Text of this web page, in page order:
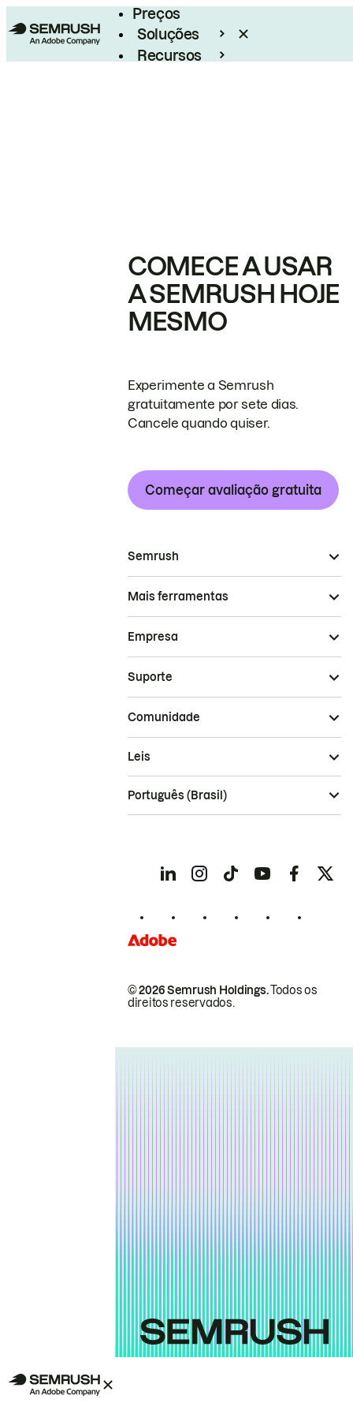
Preços
Soluções
Recursos
COMECE A USAR
A SEMRUSH HOJE
MESMO
Experimente a Semrush
gratuitamente por sete dias.
Cancele quando quiser.
Começar avaliação gratuita
Semrush
Mais ferramentas
Empresa
Suporte
Comunidade
© 2026 Semrush Holdings.Todos os
direitos reservados.
Leis
Português (Brasil)